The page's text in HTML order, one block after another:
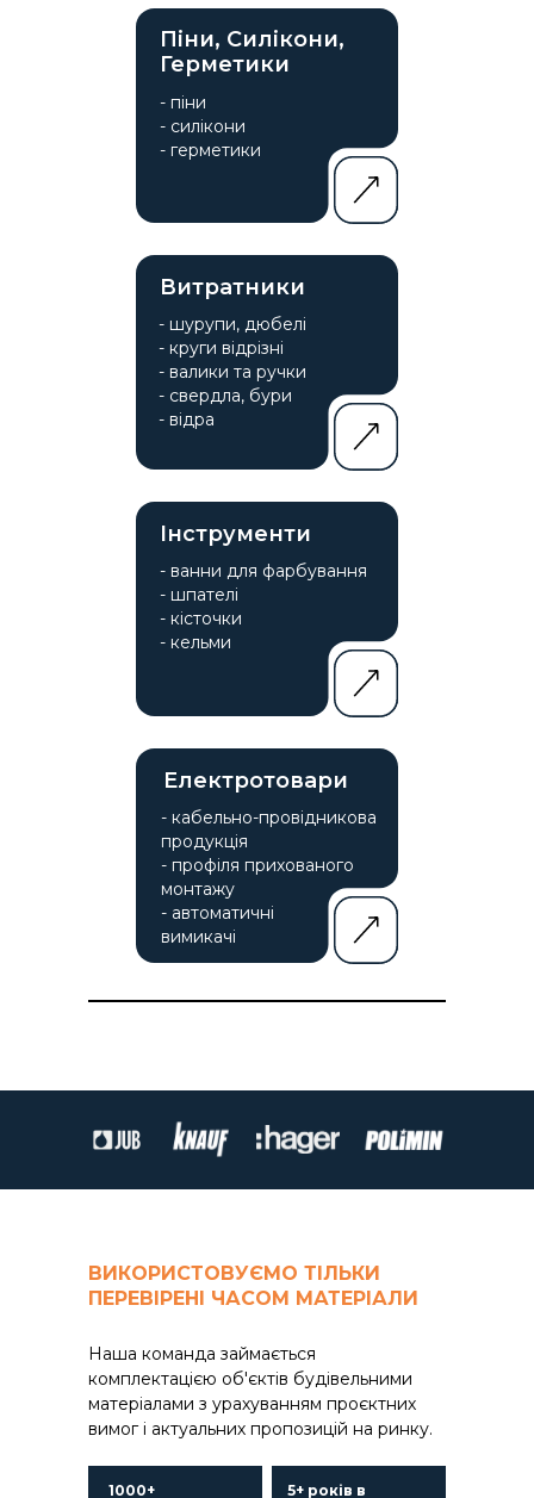
Піни, Силікони,
Герметики
- піни
- силікони
- герметики
Витратники
- шурупи, дюбелі
- круги відрізні
- валики та ручки
- свердла, бури
- відра
Інструменти
- ванни для фарбування
- шпателі
- кісточки
- кельми
Електротовари
- кабельно-провідникова
продукція
- профіля прихованого
монтажу
- автоматичні
вимикачі
ВИКОРИСТОВУЄМО ТІЛЬКИ
ПЕРЕВІРЕНІ ЧАСОМ МАТЕРІАЛИ
Наша команда займається
комплектацією об'єктів будівельними
матеріалами з урахуванням проєктних
вимог і актуальних пропозицій на ринку.
1000+
5+ років в